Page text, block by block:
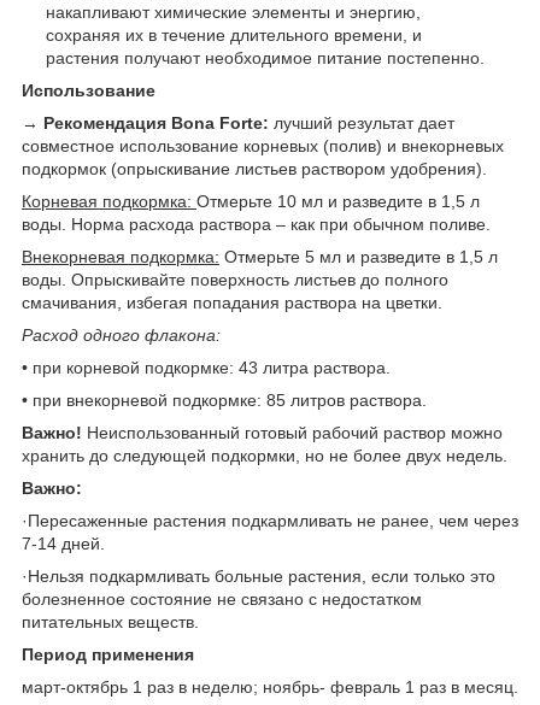
накапливают химические элементы и энергию,
сохраняя их в течение длительного времени, и
растения получают необходимое питание постепенно.
Использование
→ Рекомендация Bona Forte: лучший результат дает
совместное использование корневых (полив) и внекорневых
подкормок (опрыскивание листьев раствором удобрения).
Корневая подкормка: Отмерьте 10 мл и разведите в 1,5 л
воды. Норма расхода раствора – как при обычном поливе.
Внекорневая подкормка: Отмерьте 5 мл и разведите в 1,5 л
воды. Опрыскивайте поверхность листьев до полного
смачивания, избегая попадания раствора на цветки.
Расход одного флакона:
• при корневой подкормке: 43 литра раствора.
• при внекорневой подкормке: 85 литров раствора.
Важно! Неиспользованный готовый рабочий раствор можно
хранить до следующей подкормки, но не более двух недель.
Важно:
·Пересаженные растения подкармливать не ранее, чем через
7-14 дней.
·Нельзя подкармливать больные растения, если только это
болезненное состояние не связано с недостатком
питательных веществ.
Период применения
март-октябрь 1 раз в неделю; ноябрь- февраль 1 раз в месяц.